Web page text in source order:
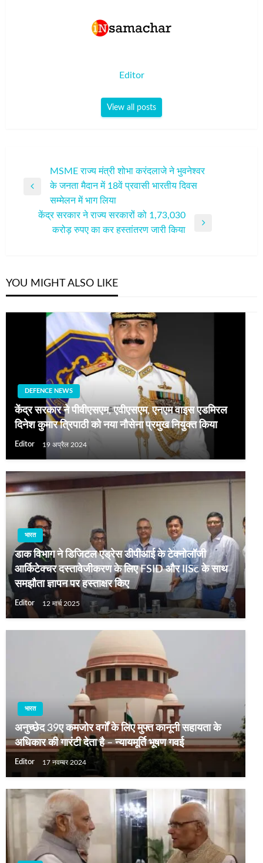
Editor
View all posts
नेविगेशन
MSME राज्य मंत्री शोभा करंदलाजे ने भुवनेश्वर
के जनता मैदान में 18वें प्रवासी भारतीय दिवस
सम्मेलन में भाग लिया
केंद्र सरकार ने राज्य सरकारों को 1,73,030
करोड़ रुपए का कर हस्तांतरण जारी किया
YOU MIGHT ALSO LIKE
DEFENCE NEWS
केंद्र सरकार ने पीवीएसएम, एवीएसएम, एनएम वाइस एडमिरल
दिनेश कुमार त्रिपाठी को नया नौसेना प्रमुख नियुक्त किया
Editor 19 अप्रैल 2024
भारत
डाक विभाग ने डिजिटल एड्रेस डीपीआई के टेक्नोलॉजी
आर्किटेक्चर दस्तावेजीकरण के लिए FSID और IISc के साथ
समझौता ज्ञापन पर हस्ताक्षर किए
Editor 12 मार्च 2025
भारत
अनुच्छेद 39ए कमजोर वर्गों के लिए मुफ्त कानूनी सहायता के
अधिकार की गारंटी देता है – न्यायमूर्ति भूषण गवई
Editor 17 नवम्बर 2024